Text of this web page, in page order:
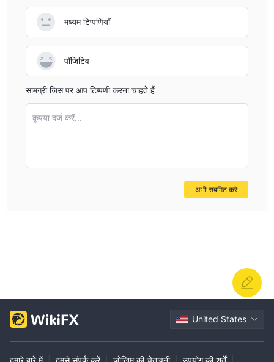
मध्यम टिप्पणियाँ
पॉजिटिव
सामग्री जिस पर आप टिप्पणी करना चाहते हैं
कृपया दर्ज करें...
अभी सबमिट करे
United States
हमारे बारे में हमसे संपर्क करें जोखिम की चेतावनी उपयोग की शर्तें